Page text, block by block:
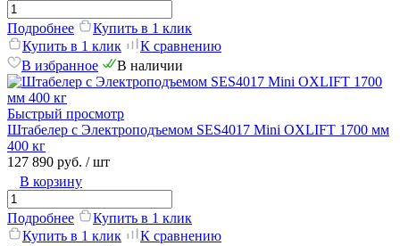
Подробнее
Купить в 1 клик
Купить в 1 клик
К сравнению
В избранное
В наличии
Быстрый просмотр
Штабелер с Электроподъемом SES4017 Mini OXLIFT 1700 мм
400 кг
127 890 руб. / шт
В корзину
Подробнее
Купить в 1 клик
Купить в 1 клик
К сравнению